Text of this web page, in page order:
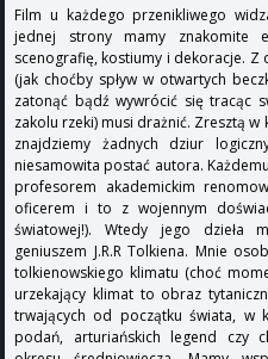
Film u każdego przenikliwego
jednej strony mamy znakomite
scenografię, kostiumy i dekoracje. Z
(jak choćby spływ w otwartych
zatonąć bądź wywrócić się tracąc
zakolu rzeki) musi drażnić. Zresztą
znajdziemy żadnych dziur
niesamowita postać autora.
profesorem akademickim
oficerem i to z wojennym
światowej!). Wtedy jego dzieła
geniuszem J.R.R Tolkiena. Mnie
tolkienowskiego klimatu (choć
urzekający klimat to obraz
trwających od początku świata, w
podań, arturiańskich legend czy